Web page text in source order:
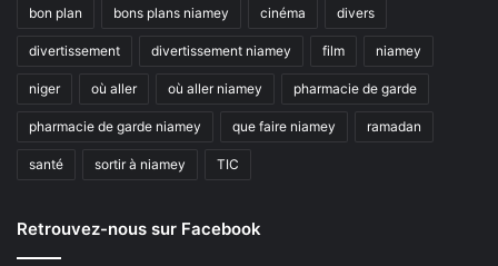
bon plan bons plans niamey cinéma divers
divertissement divertissement niamey film niamey
niger où aller où aller niamey pharmacie de garde
pharmacie de garde niamey que faire niamey ramadan
santé sortir à niamey TIC
Retrouvez-nous sur Facebook